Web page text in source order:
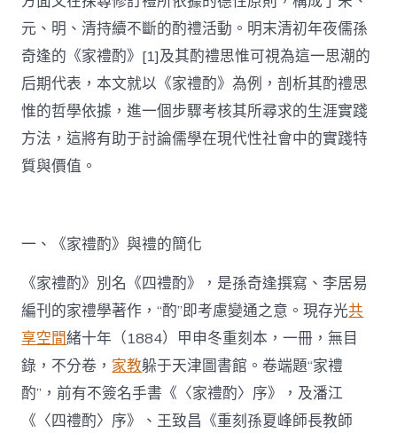
元、明、清持續不斷的酌禮活動。明末清初年夜儒孫
奇逢的《家禮酌》[1]及其酌禮思惟可視為這一思潮的
后期代表，本文就以《家禮酌》為例，剖析其酌禮思
惟的哲學依據，進一個步驟考核其所尋求的生涯實踐
方法，這將有助于討論儒學在現代性社會中的實踐特
質與價值。
一、《家禮酌》與禮的簡化
《家禮酌》別名《四禮酌》，是孫奇逢撰寫、李居易
編刊的家禮學著作，“酌”即考慮變通之意。現存光共
享空間緒十年（1884）甲申冬重刻本，一冊，無目
錄，不分卷， 家教躲于天津圖書館。卷端題“家禮
酌”，前有不簽名手書《〈家禮酌〉序》，及潘江
《〈四禮酌〉序》、王致昌《重刻孫夏峰師長教師